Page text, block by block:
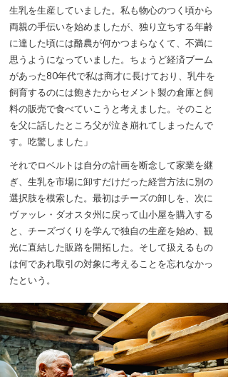
生乳を生産していました。私も物心のつく頃から
両親の手伝いを始めましたが、独り立ちする年齢
に達した頃には酪農が何かつまらなくて、不満に
思うようになっていました。ちょうど経済ブーム
があった80年代で私は商才に長けており、乳牛を
飼育するのには飽きたからセメント製の倉庫と飼
料の販売で食べていこうと考えました。そのこと
を父に話したところ父が泣き崩れてしまったんで
す。吃驚しました」
それでロベルトは自分の計画を断念して家業を継
ぎ、生乳を市場に卸すだけだった経営方法に別の
選択肢を模索した。最初はチーズの卸しを、次に
ヴァッレ・ダオスタ州に戻って山小屋を購入する
と、チーズづくりを学んで独自の生産を始め、観
光に直結した販路を開拓した。そして扱えるもの
は何であれ取引の対象に考えることを忘れなかっ
たという。